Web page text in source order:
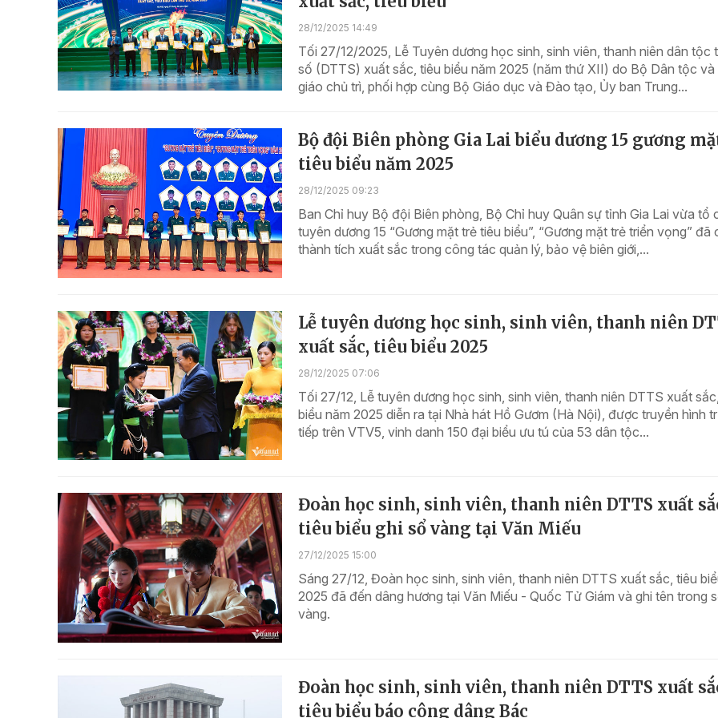
28/12/2025 14:49
Tối 27/12/2025, Lễ Tuyên dương học sinh, sinh viên, thanh niên dân tộc
số (DTTS) xuất sắc, tiêu biểu năm 2025 (năm thứ XII) do Bộ Dân tộc và
giáo chủ trì, phối hợp cùng Bộ Giáo dục và Đào tạo, Ủy ban Trung...
Bộ đội Biên phòng Gia Lai biểu dương 15 gương
tiêu biểu năm 2025
28/12/2025 09:23
Ban Chỉ huy Bộ đội Biên phòng, Bộ Chỉ huy Quân sự tỉnh Gia Lai vừa tổ
tuyên dương 15 “Gương mặt trẻ tiêu biểu”, “Gương mặt trẻ triển vọng” đã
thành tích xuất sắc trong công tác quản lý, bảo vệ biên giới,...
Lễ tuyên dương học sinh, sinh viên, thanh niên
xuất sắc, tiêu biểu 2025
28/12/2025 07:06
Tối 27/12, Lễ tuyên dương học sinh, sinh viên, thanh niên DTTS xuất
biểu năm 2025 diễn ra tại Nhà hát Hồ Gươm (Hà Nội), được truyền hình
tiếp trên VTV5, vinh danh 150 đại biểu ưu tú của 53 dân tộc...
Đoàn học sinh, sinh viên, thanh niên DTTS xuất
tiêu biểu ghi sổ vàng tại Văn Miếu
27/12/2025 15:00
Sáng 27/12, Đoàn học sinh, sinh viên, thanh niên DTTS xuất sắc, tiêu
2025 đã đến dâng hương tại Văn Miếu - Quốc Tử Giám và ghi tên trong
vàng.
Đoàn học sinh, sinh viên, thanh niên DTTS xuất
tiêu biểu báo công dâng Bác